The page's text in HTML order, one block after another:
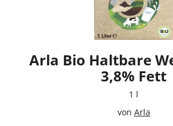
Arla Bio Haltbare
3,8% Fett
1 l
von Arla